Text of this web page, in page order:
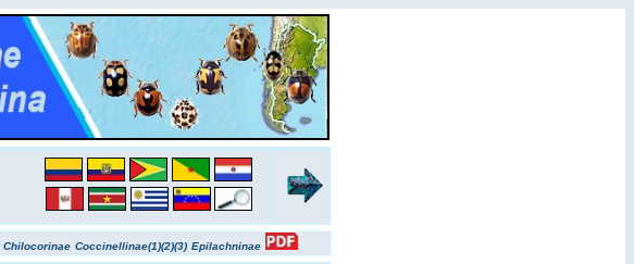
Chilocorinae Coccinellinae(1)(2)(3) Epilachninae